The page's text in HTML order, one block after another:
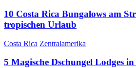
10 Costa Rica Bungalows am
tropischen Urlaub
Costa Rica Zentralamerika
5 Magische Dschungel Lodges